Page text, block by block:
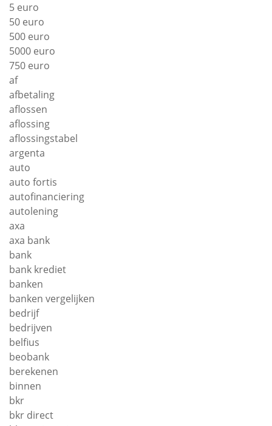
5 euro
50 euro
500 euro
5000 euro
750 euro
af
afbetaling
aflossen
aflossing
aflossingstabel
argenta
auto
auto fortis
autofinanciering
autolening
axa
axa bank
bank
bank krediet
banken
banken vergelijken
bedrijf
bedrijven
belfius
beobank
berekenen
binnen
bkr
bkr direct